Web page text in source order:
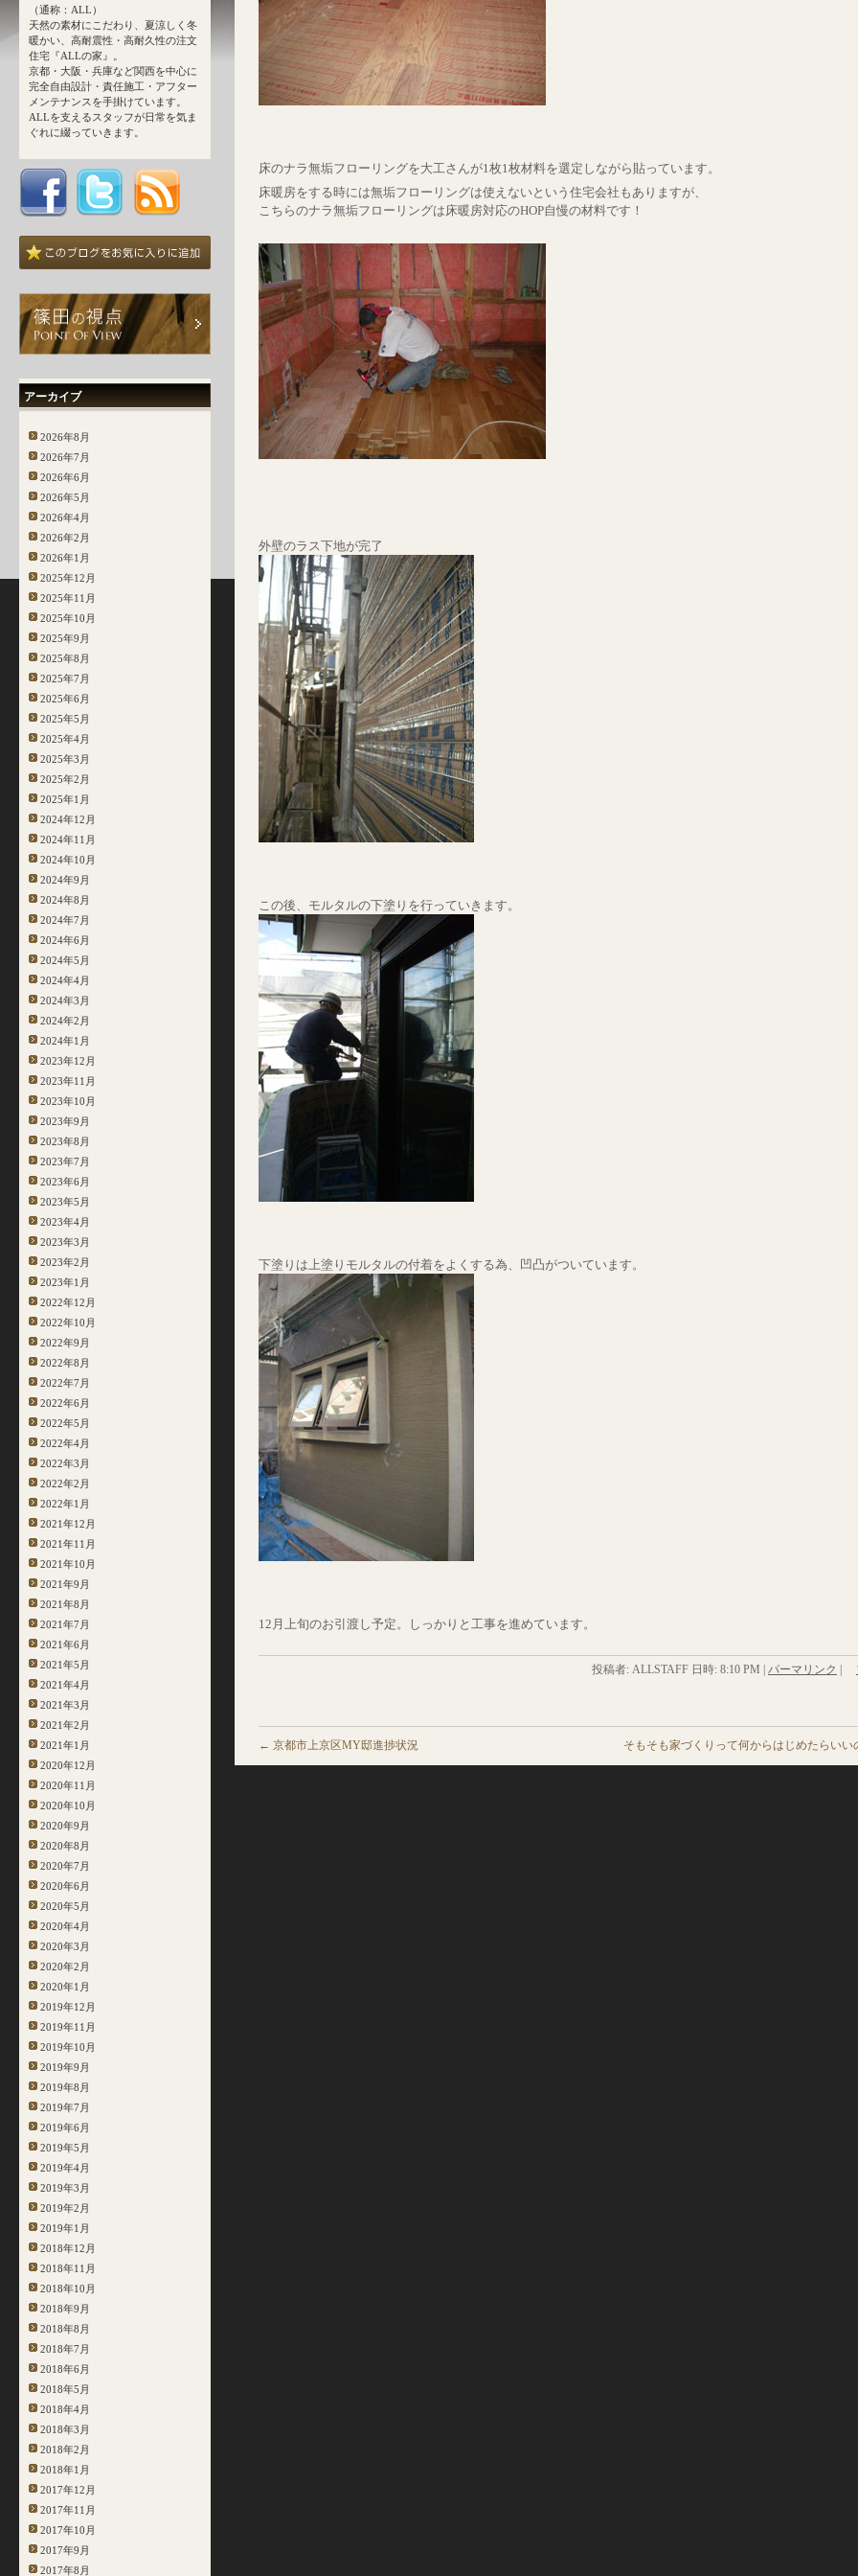
（通称：ALL）
天然の素材にこだわり、夏涼しく冬
暖かい、高耐震性・高耐久性の注文
住宅『ALLの家』。
京都・大阪・兵庫など関西を中心に
完全自由設計・責任施工・アフター
メンテナンスを手掛けています。
ALLを支えるスタッフが日常を気ま
ぐれに綴っていきます。
アーカイブ
2026年8月
2026年7月
2026年6月
2026年5月
2026年4月
2026年2月
2026年1月
2025年12月
2025年11月
2025年10月
2025年9月
2025年8月
2025年7月
2025年6月
2025年5月
2025年4月
2025年3月
2025年2月
2025年1月
2024年12月
2024年11月
2024年10月
2024年9月
2024年8月
2024年7月
2024年6月
2024年5月
2024年4月
2024年3月
2024年2月
2024年1月
2023年12月
2023年11月
2023年10月
2023年9月
2023年8月
2023年7月
2023年6月
2023年5月
2023年4月
2023年3月
2023年2月
2023年1月
2022年12月
2022年10月
2022年9月
2022年8月
2022年7月
2022年6月
2022年5月
2022年4月
2022年3月
2022年2月
2022年1月
2021年12月
2021年11月
2021年10月
2021年9月
2021年8月
2021年7月
2021年6月
2021年5月
2021年4月
2021年3月
2021年2月
2021年1月
2020年12月
2020年11月
2020年10月
2020年9月
2020年8月
2020年7月
2020年6月
2020年5月
2020年4月
2020年3月
2020年2月
2020年1月
2019年12月
2019年11月
2019年10月
2019年9月
2019年8月
2019年7月
2019年6月
2019年5月
2019年4月
2019年3月
2019年2月
2019年1月
2018年12月
2018年11月
2018年10月
2018年9月
2018年8月
2018年7月
2018年6月
2018年5月
2018年4月
2018年3月
2018年2月
2018年1月
2017年12月
2017年11月
2017年10月
2017年9月
2017年8月
床のナラ無垢フローリングを大工さんが1枚1枚材料を選定しながら貼っています。
床暖房をする時には無垢フローリングは使えないという住宅会社もありますが、
こちらのナラ無垢フローリングは床暖房対応のHOP自慢の材料です！
外壁のラス下地が完了
この後、モルタルの下塗りを行っていきます。
下塗りは上塗りモルタルの付着をよくする為、凹凸がついています。
12月上旬のお引渡し予定。しっかりと工事を進めています。
投稿者: ALLSTAFF 日時: 8:10 PM パーマリンク
← 京都市上京区MY邸進捗状況 そもそも家づくりって何からはじめたらい